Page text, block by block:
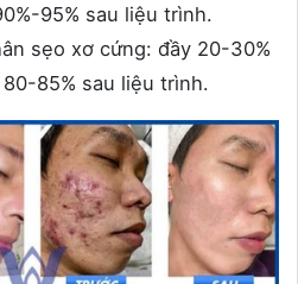
95% sau liệu trình.
sẹo xơ cứng: đầy 20-30%
85% sau liệu trình.